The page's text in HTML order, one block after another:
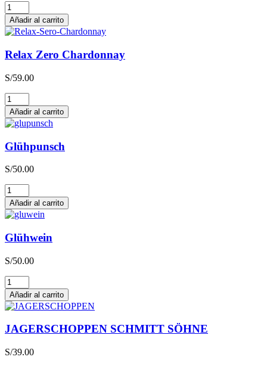
Relax
Zero
Sauvignon
Blanc
cantidad
Añadir al carrito
Relax Zero Chardonnay
S/59.00
Relax
Zero
Chardonnay
cantidad
Añadir al carrito
Glühpunsch
S/50.00
Glühpunsch
cantidad
Añadir al carrito
Glühwein
S/50.00
Glühwein
cantidad
Añadir al carrito
JAGERSCHOPPEN SCHMITT SÖHNE
S/39.00